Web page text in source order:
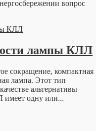
вопрос
лампы КЛЛ
сокращение, компактная
лампа. Этот тип
альтернативы
одну или...